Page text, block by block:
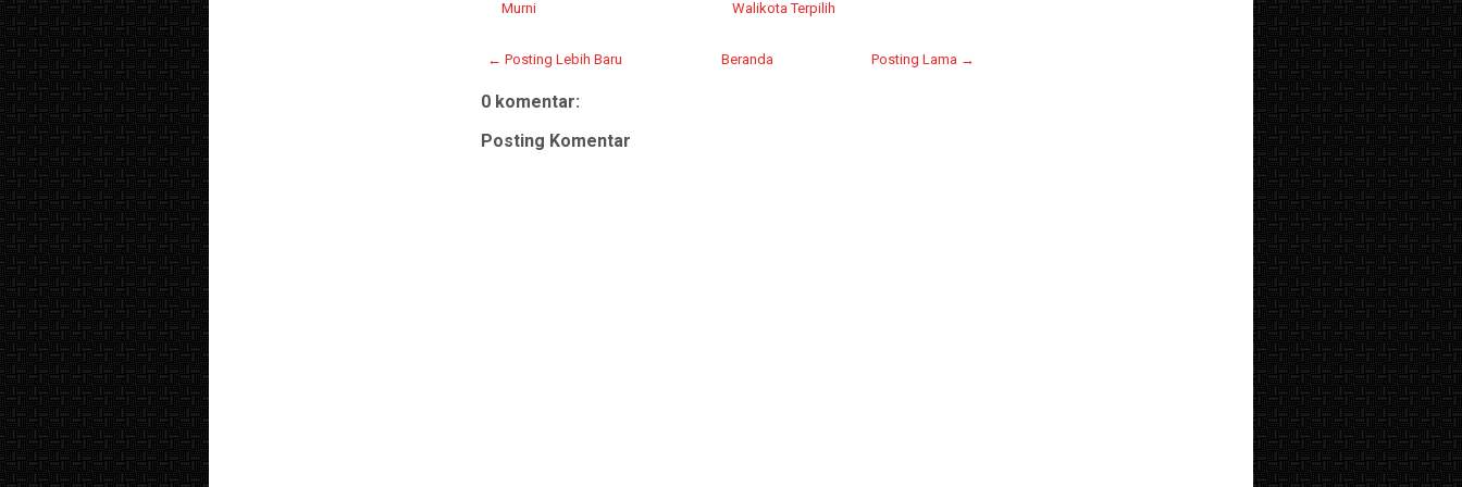
Murni Walikota Terpilih
← Posting Lebih Baru Posting Lama →
Beranda
0 komentar:
Posting Komentar